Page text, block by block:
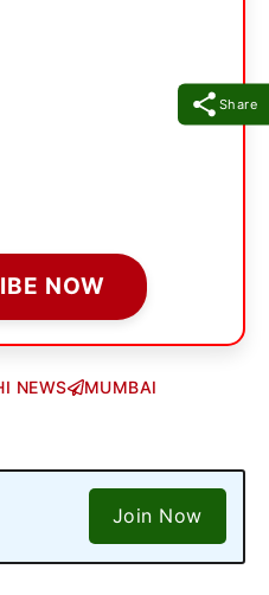
Share
NOW
NEWS
MUMBAI
Join Now